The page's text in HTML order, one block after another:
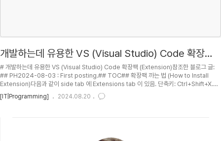
개발하는데 유용한 VS (Visual Studio) Code 확장팩
(Extensions)
# 개발하는데 유용한 VS (Visual Studio) Code 확장팩 (Extension)참조한 블로그 글:
## PH2024-08-03 : First posting.## TOC## 확장팩 까는 법 (How to Install
Extension)다음과 같이 side tab 에 Extensions tab 이 있음. 단축키: Ctrl+Shift+X.깔
고자 하는 Extention 을 검색한 후 install 을 누르면 설치 완료. 확장팩 까는 법 (How to
Install Extension) ### 여러 컴퓨터에서 설정과 확장팩 sync 맞추기 VS code 스타일
[IT|Programming] 2024.08.20